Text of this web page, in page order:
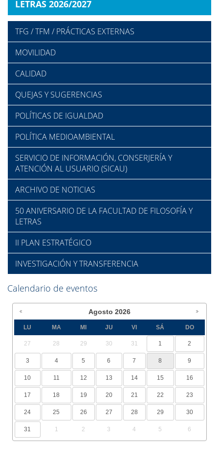
LETRAS 2026/2027
TFG / TFM / PRÁCTICAS EXTERNAS
MOVILIDAD
CALIDAD
QUEJAS Y SUGERENCIAS
POLÍTICAS DE IGUALDAD
POLÍTICA MEDIOAMBIENTAL
SERVICIO DE INFORMACIÓN, CONSERJERÍA Y
ATENCIÓN AL USUARIO (SICAU)
ARCHIVO DE NOTICIAS
50 ANIVERSARIO DE LA FACULTAD DE FILOSOFÍA Y
LETRAS
II PLAN ESTRATÉGICO
INVESTIGACIÓN Y TRANSFERENCIA
Calendario de eventos
Agosto 2026
LU MA MI JU VI SÁ DO
27 28 29 30 31 1 2
3 4 5 6 7 8 9
10 11 12 13 14 15 16
17 18 19 20 21 22 23
24 25 26 27 28 29 30
31 1 2 3 4 5 6